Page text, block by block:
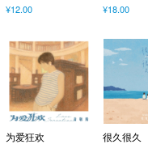
¥12.00
¥18.00
为爱狂欢 很久很久